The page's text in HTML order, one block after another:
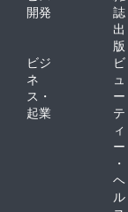
開発
誌
出
版
ビジ
ネ
ス・
起業
ビ
ュ
ー
テ
ィ
ー
・
ヘ
ル